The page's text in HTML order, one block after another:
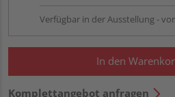
Verfügbar in der Ausstellung -
In den
Komplettangebot anfragen